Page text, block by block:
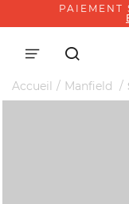
PAIEMENT
Accueil Manfield